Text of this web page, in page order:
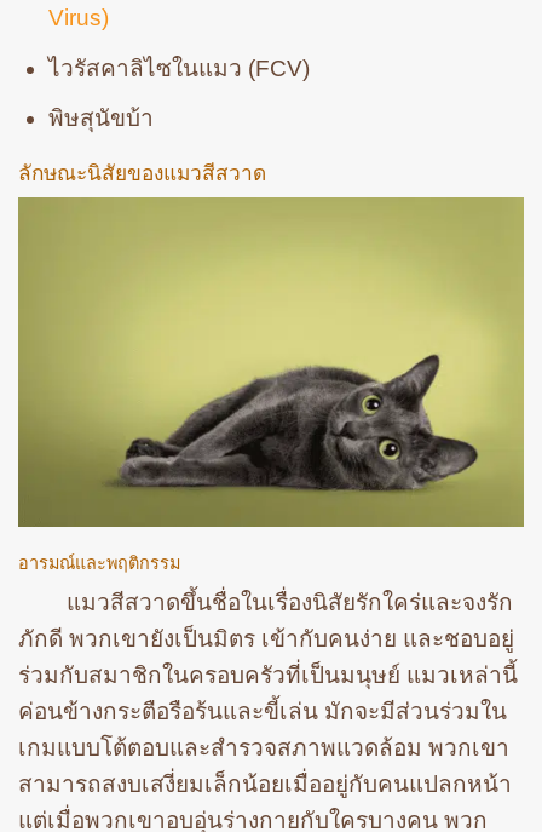
Virus)
ไวรัสคาลิไซในแมว (FCV)
พิษสุนัขบ้า
ลักษณะนิสัยของแมวสีสวาด
อารมณ์และพฤติกรรม
แมวสีสวาดขึ้นชื่อในเรื่องนิสัยรักใคร่และจงรัก
ภักดี พวกเขายังเป็นมิตร เข้ากับคนง่าย และชอบอยู่
ร่วมกับสมาชิกในครอบครัวที่เป็นมนุษย์ แมวเหล่านี้
ค่อนข้างกระตือรือร้นและขี้เล่น มักจะมีส่วนร่วมใน
เกมแบบโต้ตอบและสำรวจสภาพแวดล้อม พวกเขา
สามารถสงบเสงี่ยมเล็กน้อยเมื่ออยู่กับคนแปลกหน้า
แต่เมื่อพวกเขาอบอุ่นร่างกายกับใครบางคน พวก